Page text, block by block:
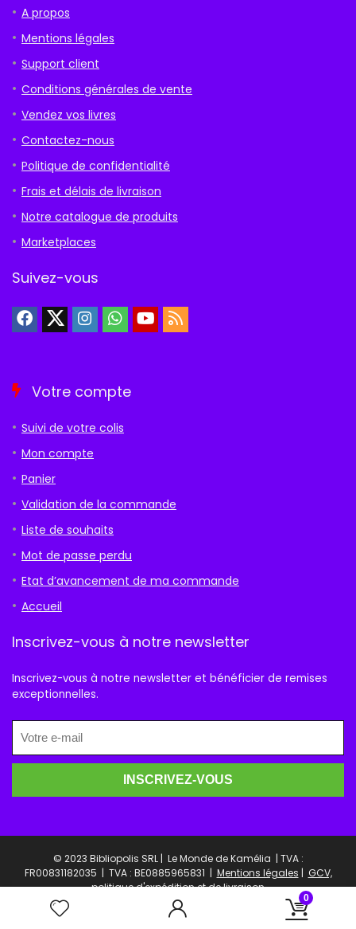
0
A propos
Mentions légales
Support client
Conditions générales de vente
Vendez vos livres
Contactez-nous
Politique de confidentialité
Frais et délais de livraison
Notre catalogue de produits
Marketplaces
Suivez-vous
Votre compte
Suivi de votre colis
Mon compte
Panier
Validation de la commande
Liste de souhaits
Mot de passe perdu
Etat d’avancement de ma commande
Accueil
Inscrivez-vous à notre newsletter
Inscrivez-vous à notre newsletter et bénéficier de remises
exceptionnelles.
© 2023 Bibliopolis SRL | Le Monde de Kamélia | TVA :
FR00831182035 | TVA : BE0885965831 | Mentions légales | GCV,
politique d'expédition et de livraison